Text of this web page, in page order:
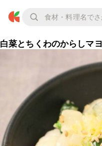
白菜とちくわのからしマ